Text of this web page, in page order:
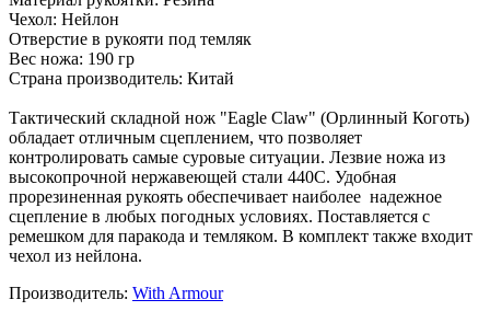
Чехол: Нейлон
Отверстие в рукояти под темляк
Вес ножа: 190 гр
Страна производитель: Китай
Тактический складной нож "Eagle Claw" (Орлинный Коготь)
обладает отличным сцеплением, что позволяет
контролировать самые суровые ситуации. Лезвие ножа из
высокопрочной нержавеющей стали 440C. Удобная
прорезиненная рукоять обеспечивает наиболее надежное
сцепление в любых погодных условиях. Поставляется с
ремешком для паракода и темляком. В комплект также входит
чехол из нейлона.
Производитель: With Armour